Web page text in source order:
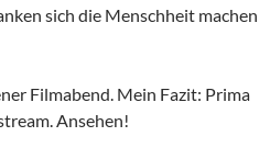
sich die Menschheit machen
Filmabend. Mein Fazit: Prima
Ansehen!